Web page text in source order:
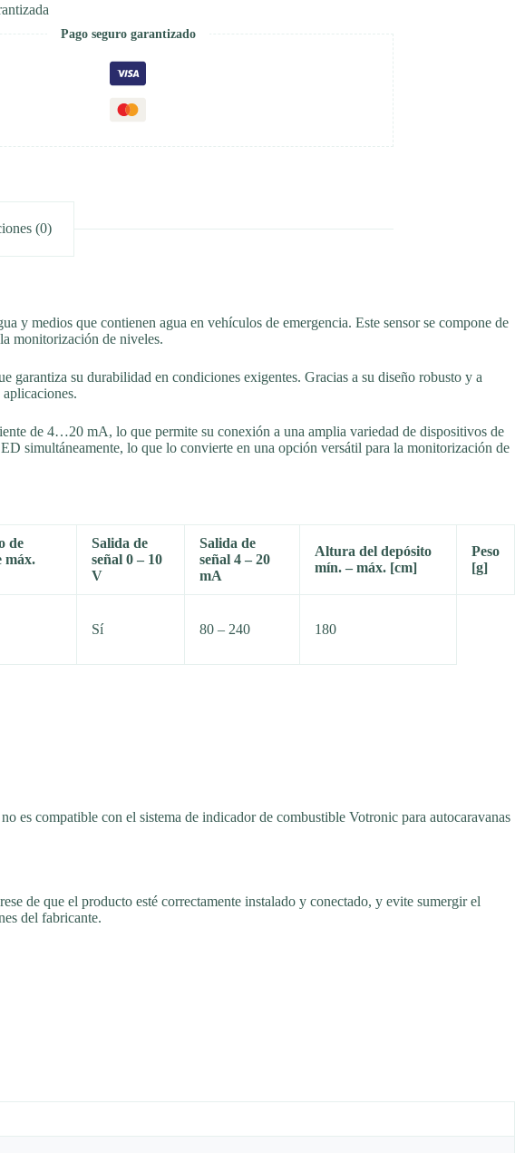
Pago seguro garantizado
(0)
y medios que contienen agua en vehículos de emergencia. Este sensor se compone de
monitorización de niveles.
garantiza su durabilidad en condiciones exigentes. Gracias a su diseño robusto y a
de 4…20 mA, lo que permite su conexión a una amplia variedad de dispositivos de
simultáneamente, lo que lo convierte en una opción versátil para la monitorización de
de
máx.
Salida de
señal 0 – 10
V
Salida de
señal 4 – 20
mA
Altura del depósito
mín. – máx. [cm]
Peso
[g]
Sí 80 – 240 180
es compatible con el sistema de indicador de combustible Votronic para autocaravanas
de que el producto esté correctamente instalado y conectado, y evite sumergir el
del fabricante.